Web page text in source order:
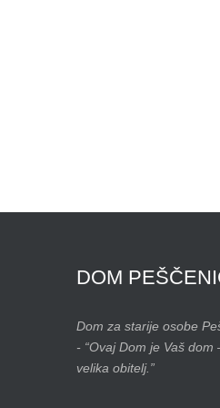
DOM
Dom za starije osobe
- “Ovaj Dom je Vaš dom
velika obitelj.”